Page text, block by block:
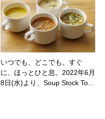
いつでも、どこでも。すぐ
に、ほっとひと息。2022年6月
8日(水)より、Soup Stock To…